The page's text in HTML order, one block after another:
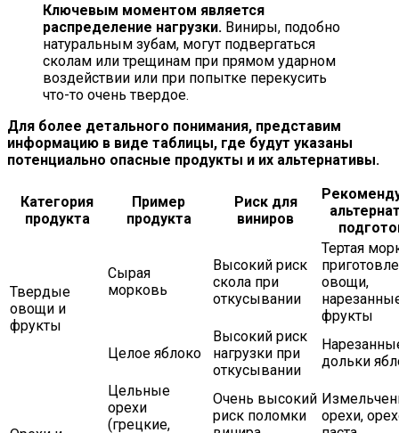
Ключевым моментом является
распределение нагрузки. Виниры, подобно
натуральным зубам, могут подвергаться
сколам или трещинам при прямом ударном
воздействии или при попытке перекусить
что-то очень твердое.
Для более детального понимания, представим
информацию в виде таблицы, где будут указаны
потенциально опасные продукты и их альтернативы.
Категория
продукта
Пример
продукта
Риск для
виниров
Твердые
овощи и
фрукты
Сырая
морковь
Высокий риск
скола при
откусывании
Тертая
овощи,
фрукты
Целое яблоко
Высокий риск
нагрузки при
откусывании
дольки
Цельные
орехи
(грецкие,
Очень высокий
риск поломки
орехи,